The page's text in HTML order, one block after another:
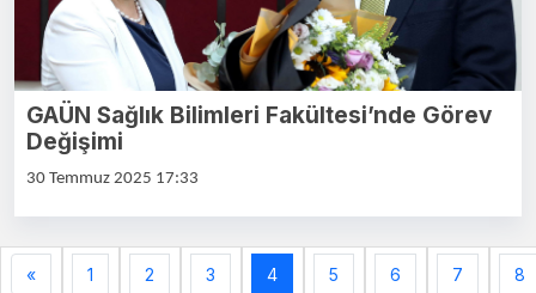
GAÜN Sağlık Bilimleri Fakültesi’nde Görev
Değişimi
30 Temmuz 2025 17:33
« 1 2 3 4 5 6 7 8